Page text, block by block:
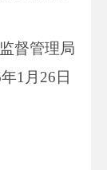
督管理局
1月26日